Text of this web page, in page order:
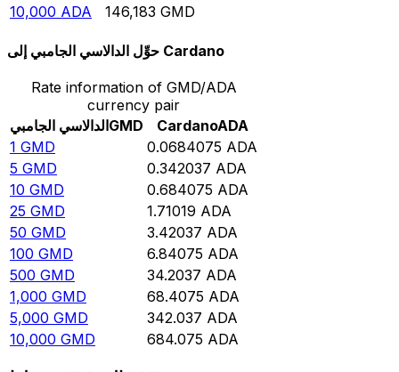
10,000 ADA 146,183 GMD
حوِّل الدالاسي الجامبي إلى Cardano
Rate information of GMD/ADA
currency pair
الدالاسي الجامبيGMD CardanoADA
1 GMD 0.0684075 ADA
5 GMD 0.342037 ADA
10 GMD 0.684075 ADA
25 GMD 1.71019 ADA
50 GMD 3.42037 ADA
100 GMD 6.84075 ADA
500 GMD 34.2037 ADA
1,000 GMD 68.4075 ADA
5,000 GMD 342.037 ADA
10,000 GMD 684.075 ADA